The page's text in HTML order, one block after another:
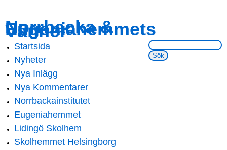
main
content
navigation
Norrbacka &
Eugeniahemmets
Vänner
Sök på webbsidan:
Main menu
Startsida
Nyheter
Nya Inlägg
Nya Kommentarer
Norrbackainstitutet
Eugeniahemmet
Lidingö Skolhem
Skolhemmet Helsingborg